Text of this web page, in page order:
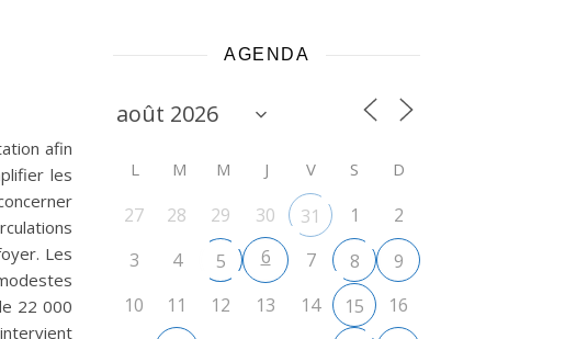
afin
les
Les
22 000
AGENDA
L M M J V S D
27 28 29 30 31 1
2
3
4 5 6 7 8
9
10
11 12 13 14 15
16